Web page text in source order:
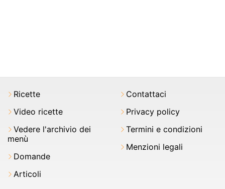
Ricette
Video ricette
Vedere l'archivio dei
menù
Domande
Articoli
Contattaci
Privacy policy
Termini e condizioni
Menzioni legali